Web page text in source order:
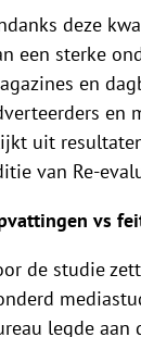
deze
een sterke
en
en
uit
van Re-
vs
de studie
legde aan